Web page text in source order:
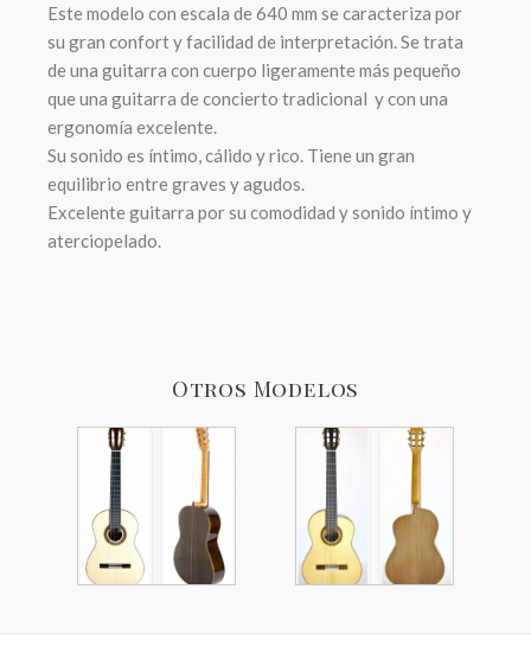
Este modelo con escala de 640 mm se caracteriza por
su gran confort y facilidad de interpretación. Se trata
de una guitarra con cuerpo ligeramente más pequeño
que una guitarra de concierto tradicional y con una
ergonomía excelente.
Su sonido es íntimo, cálido y rico. Tiene un gran
equilibrio entre graves y agudos.
Excelente guitarra por su comodidad y sonido íntimo y
aterciopelado.
Otros Modelos